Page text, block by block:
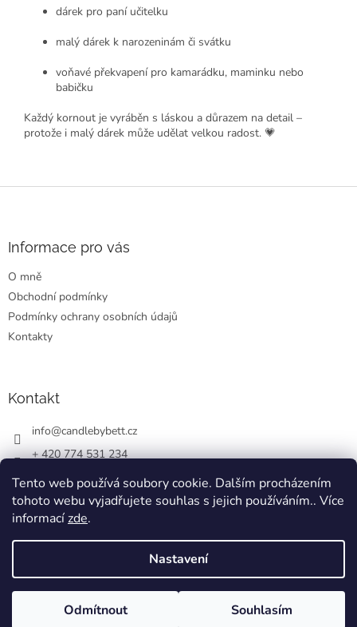
Tento web používá soubory cookie. Dalším procházením
tohoto webu vyjadřujete souhlas s jejich používáním.. Více
informacízde.
Nastavení
Odmítnout Souhlasím
dárek pro paní učitelku
malý dárek k narozeninám či svátku
voňavé překvapení pro kamarádku, maminku nebo
babičku
Každý kornout je vyráběn s láskou a důrazem na detail –
protože i malý dárek může udělat velkou radost. 💗
Informace pro vás
O mně
Obchodní podmínky
Podmínky ochrany osobních údajů
Kontakty
Kontakt
info@candlebybett.cz
+ 420 774 531 234
bett_candle_wax
Vytvořil Shoptet
Copyright 2026CandlebyBett.cz . Všechna práva vyhrazena.